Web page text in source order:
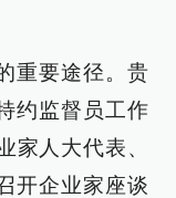
重要途径。贵
约监督员工作
家人大代表、
开企业家座谈